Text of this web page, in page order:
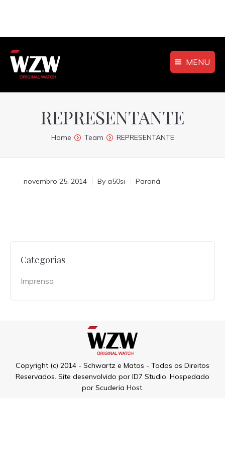
MENU
REPRESENTANTE
You are here:Home Team REPRESENTANTE
novembro 25, 2014 By a50si Paraná
Categorias
Imprensa
Copyright (c) 2014 - Schwartz e Matos - Todos os Direitos
Reservados. Site desenvolvido por ID7 Studio. Hospedado
por Scuderia Host.